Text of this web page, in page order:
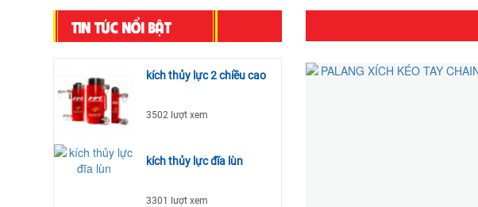
TIN TỨC NỔI BẬT
kích thủy lực 2 chiều cao
3502 lượt xem
kích thủy lực đĩa lùn
3301 lượt xem